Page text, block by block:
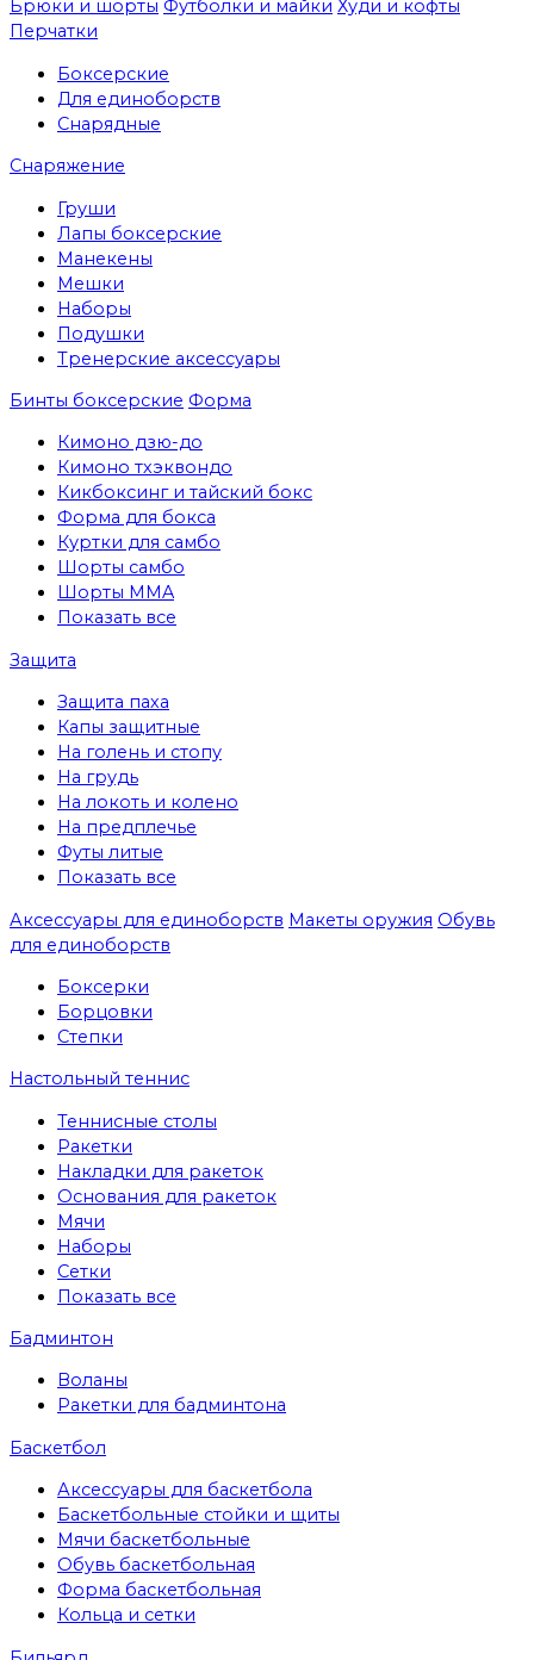
Брюки и шорты Футболки и майки Худи и кофты
Перчатки
Боксерские
Для единоборств
Снарядные
Снаряжение
Груши
Лапы боксерские
Манекены
Мешки
Наборы
Подушки
Тренерские аксессуары
Бинты боксерские Форма
Кимоно дзю-до
Кимоно тхэквондо
Кикбоксинг и тайский бокс
Форма для бокса
Куртки для самбо
Шорты самбо
Шорты MMA
Показать все
Защита
Защита паха
Капы защитные
На голень и стопу
На грудь
На локоть и колено
На предплечье
Футы литые
Показать все
Аксессуары для единоборств Макеты оружия Обувь
для единоборств
Боксерки
Борцовки
Степки
Настольный теннис
Теннисные столы
Ракетки
Накладки для ракеток
Основания для ракеток
Мячи
Наборы
Сетки
Показать все
Бадминтон
Воланы
Ракетки для бадминтона
Баскетбол
Аксессуары для баскетбола
Баскетбольные стойки и щиты
Мячи баскетбольные
Обувь баскетбольная
Форма баскетбольная
Кольца и сетки